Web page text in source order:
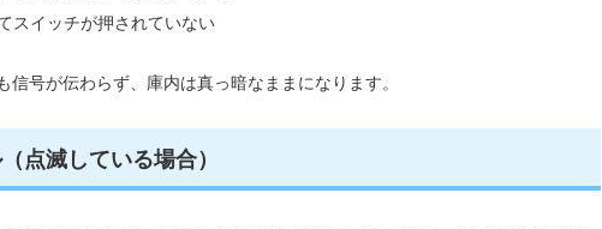
スイッチが押されていない
信号が伝わらず、庫内は真っ暗なままになります。
点滅している場合）